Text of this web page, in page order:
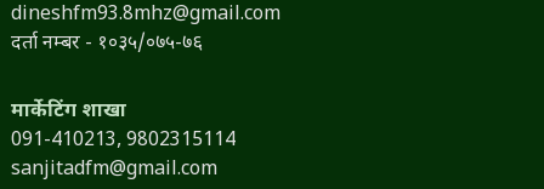
dineshfm93.8mhz@gmail.com
दर्ता नम्बर - १०३५/०७५-७६
मार्केटिंग शाखा
091-410213, 9802315114
sanjitadfm@gmail.com